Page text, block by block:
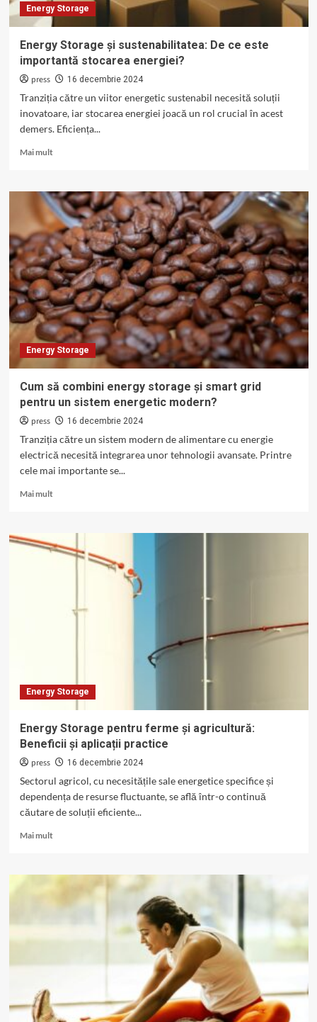
Energy Storage
Energy Storage și sustenabilitatea: De ce este
importantă stocarea energiei?
press 16 decembrie 2024
Tranziția către un viitor energetic sustenabil necesită soluții
inovatoare, iar stocarea energiei joacă un rol crucial în acest
demers. Eficiența...
Mai multRead
Energy
Storage
și
sustenabilitatea:
De
ce
este
importantă
stocarea
energiei?
Energy Storage
Cum să combini energy storage și smart grid
pentru un sistem energetic modern?
press 16 decembrie 2024
Tranziția către un sistem modern de alimentare cu energie
electrică necesită integrarea unor tehnologii avansate. Printre
cele mai importante se...
Mai multRead
să
combini
smart
modern?
Energy Storage
Energy Storage pentru ferme și agricultură:
Beneficii și aplicații practice
press 16 decembrie 2024
Sectorul agricol, cu necesitățile sale energetice specifice și
dependența de resurse fluctuante, se află într-o continuă
căutare de soluții eficiente...
Mai multRead
Energy
pentru
și
și